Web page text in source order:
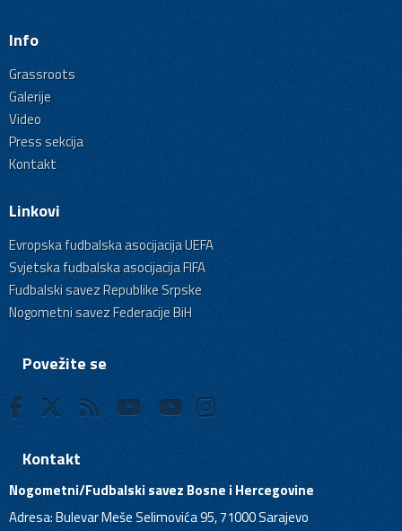
Info
Grassroots
Galerije
Video
Press sekcija
Kontakt
Linkovi
Evropska fudbalska asocijacija UEFA
Svjetska fudbalska asocijacija FIFA
Fudbalski savez Republike Srpske
Nogometni savez Federacije BiH
Povežite se
Kontakt
Nogometni/Fudbalski savez Bosne i Hercegovine
Adresa: Bulevar Meše Selimovića 95, 71000 Sarajevo